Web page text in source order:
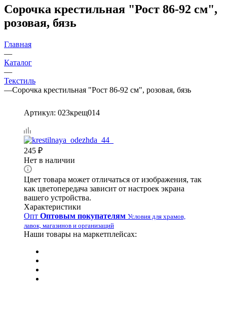
Сорочка крестильная "Рост 86-92 см",
розовая, бязь
Главная
—
Каталог
—
Текстиль
—Сорочка крестильная "Рост 86-92 см", розовая, бязь
Артикул: 023крещ014
245 ₽
Нет в наличии
Цвет товара может отличаться от изображения, так
как цветопередача зависит от настроек экрана
вашего устройства.
Характеристики
Опт Оптовым покупателям Условия для храмов,
лавок, магазинов и организаций
Наши товары на маркетплейсах: